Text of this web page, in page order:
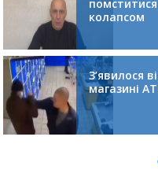
колапсом
З’явилося
магазині